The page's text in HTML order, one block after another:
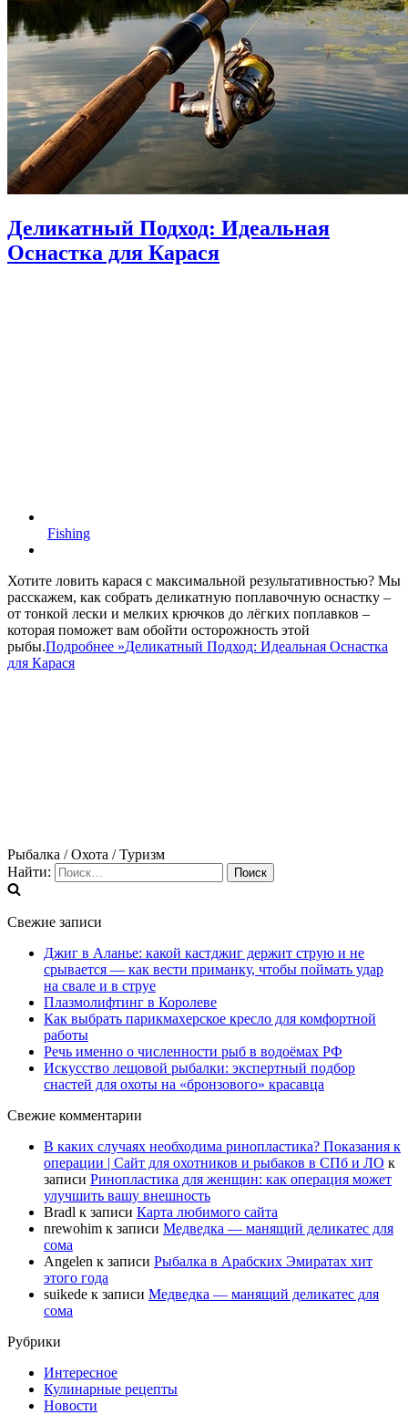
Деликатный Подход: Идеальная
Оснастка для Карася
Fishing
Хотите ловить карася с максимальной результативностью? Мы
расскажем, как собрать деликатную поплавочную оснастку –
от тонкой лески и мелких крючков до лёгких поплавков –
которая поможет вам обойти осторожность этой
рыбы.Подробнее »Деликатный Подход: Идеальная Оснастка
для Карася
Рыбалка / Охота / Туризм
Найти:
Свежие записи
Джиг в Аланье: какой кастджиг держит струю и не
срывается — как вести приманку, чтобы поймать удар
на свале и в струе
Плазмолифтинг в Королеве
Как выбрать парикмахерское кресло для комфортной
работы
Речь именно о численности рыб в водоёмах РФ
Искусство лещовой рыбалки: экспертный подбор
снастей для охоты на «бронзового» красавца
Свежие комментарии
В каких случаях необходима ринопластика? Показания к
операции | Сайт для охотников и рыбаков в СПб и ЛО к
записи Ринопластика для женщин: как операция может
улучшить вашу внешность
Bradl к записи Карта любимого сайта
nrewohim к записи Медведка — манящий деликатес для
сома
Angelen к записи Рыбалка в Арабских Эмиратах хит
этого года
suikede к записи Медведка — манящий деликатес для
сома
Рубрики
Интересное
Кулинарные рецепты
Новости